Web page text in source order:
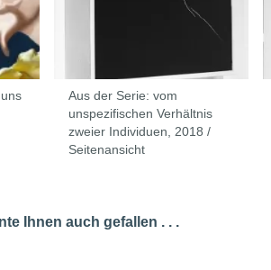
Aus der Serie: vom
unspezifischen Verhältnis
zweier Individuen, 2018 /
Seitenansicht
Ihnen auch gefallen . . .